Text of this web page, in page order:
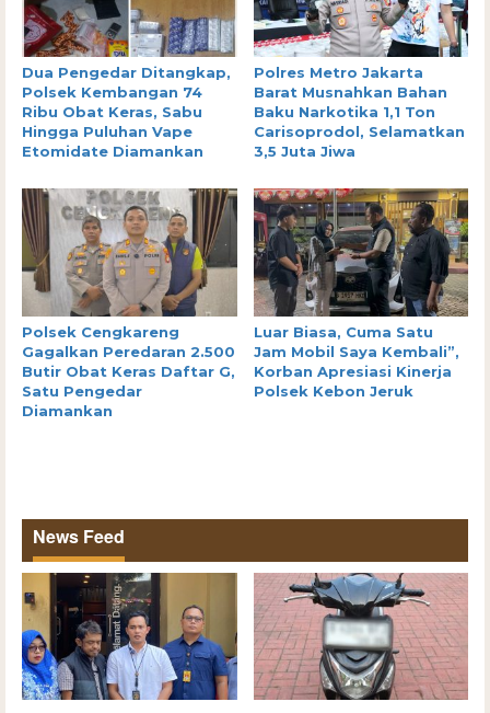
Dua Pengedar Ditangkap,
Polsek Kembangan 74
Ribu Obat Keras, Sabu
Hingga Puluhan Vape
Etomidate Diamankan
Polres Metro Jakarta
Barat Musnahkan Bahan
Baku Narkotika 1,1 Ton
Carisoprodol, Selamatkan
3,5 Juta Jiwa
Polsek Cengkareng
Gagalkan Peredaran 2.500
Butir Obat Keras Daftar G,
Satu Pengedar
Diamankan
Luar Biasa, Cuma Satu
Jam Mobil Saya Kembali”,
Korban Apresiasi Kinerja
Polsek Kebon Jeruk
News Feed